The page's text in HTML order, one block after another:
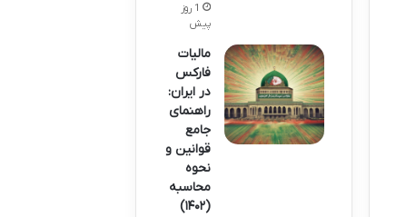
1 روز
پیش
مالیات
فارکس
در ایران:
راهنمای
جامع
قوانین و
نحوه
محاسبه
(۱۴۰۲)